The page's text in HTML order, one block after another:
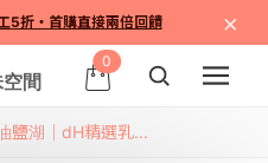
5折・首購直接兩倍回饋 ×
0
鹽湖｜dH精選乳...